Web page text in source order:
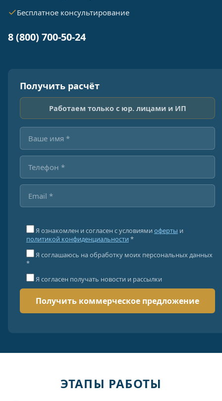
Бесплатное консультирование
8 (800) 700-50-24
Получить расчёт
Работаем только с юр. лицами и ИП
Я ознакомлен и согласен с условиями оферты и
политикой конфиденциальности *
Я соглашаюсь на обработку моих персональных данных
*
Я согласен получать новости и рассылки
ЭТАПЫ РАБОТЫ